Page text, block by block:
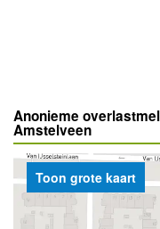
Anonieme
Amstelveen
Toon grote kaart